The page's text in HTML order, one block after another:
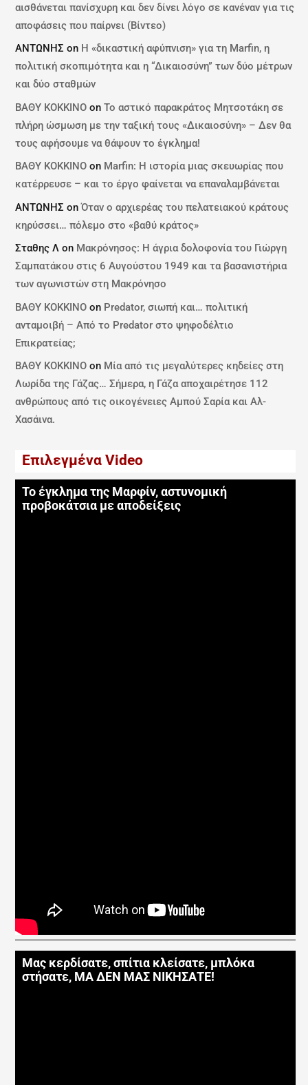
αισθάνεται πανίσχυρη και δεν δίνει λόγο σε κανέναν για τις
αποφάσεις που παίρνει (Βίντεο)
ΑΝΤΩΝΗΣ on Η «δικαστική αφύπνιση» για τη Marfin, η
πολιτική σκοπιμότητα και η “Δικαιοσύνη” των δύο μέτρων
και δύο σταθμών
ΒΑΘΥ ΚΟΚΚΙΝΟ onΤο αστικό παρακράτος Μητσοτάκη σε
πλήρη ώσμωση με την ταξική τους «Δικαιοσύνη» – Δεν θα
τους αφήσουμε να θάψουν το έγκλημα!
ΒΑΘΥ ΚΟΚΚΙΝΟ on Marfin: Η ιστορία μιας σκευωρίας που
κατέρρευσε – και το έργο φαίνεται να επαναλαμβάνεται
ΑΝΤΩΝΗΣ onΌταν ο αρχιερέας του πελατειακού κράτους
κηρύσσει… πόλεμο στο «βαθύ κράτος»
Σταθης Λ on Μακρόνησος: Η άγρια δολοφονία του Γιώργη
Σαμπατάκου στις 6 Αυγούστου 1949 και τα βασανιστήρια
των αγωνιστών στη Μακρόνησο
ΒΑΘΥ ΚΟΚΚΙΝΟ on Predator, σιωπή και… πολιτική
ανταμοιβή – Από το Predator στο ψηφοδέλτιο
Επικρατείας;
ΒΑΘΥ ΚΟΚΚΙΝΟ on Μία από τις μεγαλύτερες κηδείες στη
Λωρίδα της Γάζας… Σήμερα, η Γάζα αποχαιρέτησε 112
ανθρώπους από τις οικογένειες Αμπού Σαρία και Αλ-
Χασάινα.
Επιλεγμένα Video
Το έγκλημα της Μαρφίν, αστυνομική
προβοκάτσια με αποδείξεις
Μας κερδίσατε, σπίτια κλείσατε, μπλόκα
στήσατε, ΜΑ ΔΕΝ ΜΑΣ ΝΙΚΗΣΑΤΕ!